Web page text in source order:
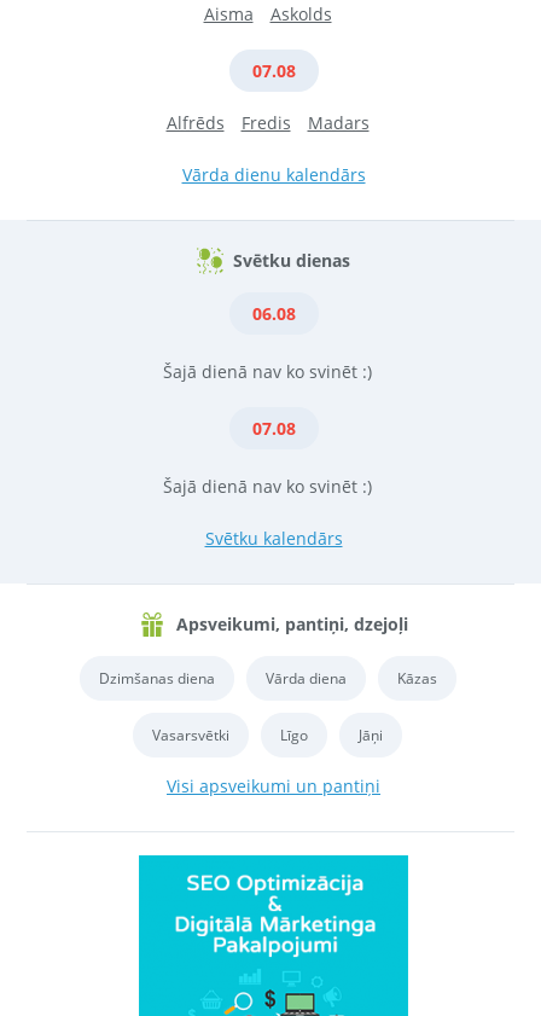
Aisma Askolds
07.08
Alfrēds Fredis Madars
Vārda dienu kalendārs
Svētku dienas
06.08
Šajā dienā nav ko svinēt :)
07.08
Šajā dienā nav ko svinēt :)
Svētku kalendārs
Apsveikumi, pantiņi, dzejoļi
Dzimšanas diena Vārda diena Kāzas
Vasarsvētki Līgo Jāņi
Visi apsveikumi un pantiņi
tautasdziesmu kā par slavenākajiem svētkiem –
. Miķeļi, iespējams ir nākamie apdziedātākie svētki, jo
latviešu tautasdziesmu starpā netrūkst Miķeļdienas tautasdziesmas,
kurās tiek apdziedāts gan Miķelis, gan Miķeļdiena, gan tās simboli, gan
Miķeļdienas pantiņos izteikti Miķeļdienas ticējumi.
svinēšana kā citos gadskārtu svētkos latviešu vidū nav novērojama.
Miķeļu tautasdziesmas, lieli un mazi iet Miķeļdienas rotaļās.